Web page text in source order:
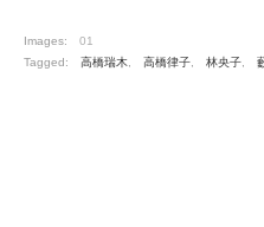
Images: 01
Tagged: 高橋瑞木 高橋律子 林央子